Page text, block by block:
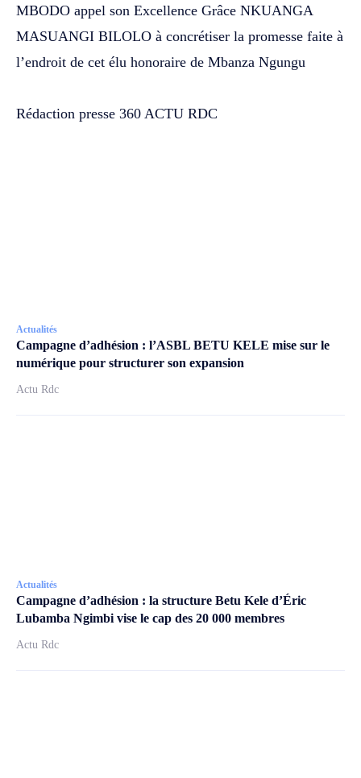
MBODO appel son Excellence Grâce NKUANGA
MASUANGI BILOLO à concrétiser la promesse faite à
l’endroit de cet élu honoraire de Mbanza Ngungu
Rédaction presse 360 ACTU RDC
Actualités
Campagne d’adhésion : l’ASBL BETU KELE mise sur le
numérique pour structurer son expansion
Actu Rdc
Actualités
Campagne d’adhésion : la structure Betu Kele d’Éric
Lubamba Ngimbi vise le cap des 20 000 membres
Actu Rdc